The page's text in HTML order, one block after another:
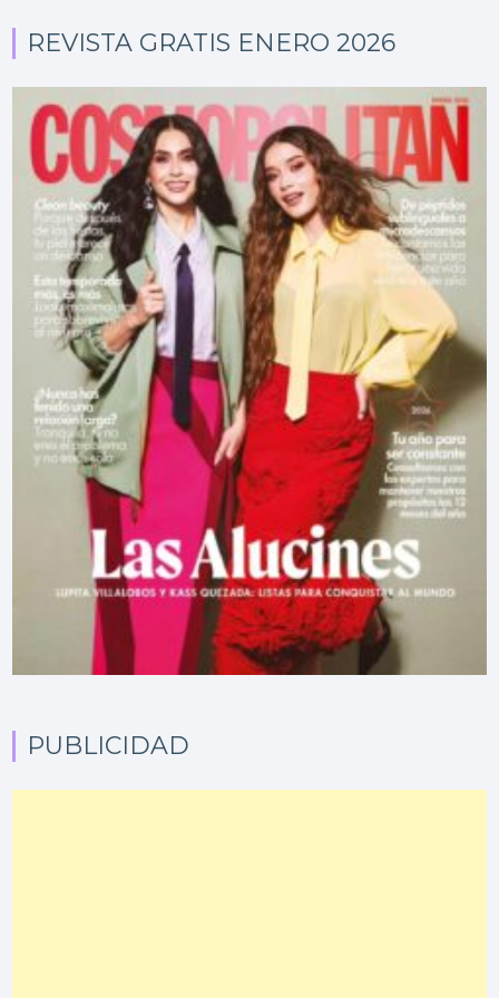
REVISTA GRATIS ENERO 2026
PUBLICIDAD